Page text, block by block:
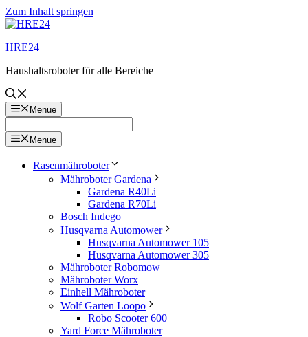
Zum Inhalt springen
HRE24
Haushaltsroboter für alle Bereiche
Menue
Menue
Rasenmähroboter
Mähroboter Gardena
Gardena R40Li
Gardena R70Li
Bosch Indego
Husqvarna Automower
Husqvarna Automower 105
Husqvarna Automower 305
Mähroboter Robomow
Mähroboter Worx
Einhell Mähroboter
Wolf Garten Loopo
Robo Scooter 600
Yard Force Mähroboter